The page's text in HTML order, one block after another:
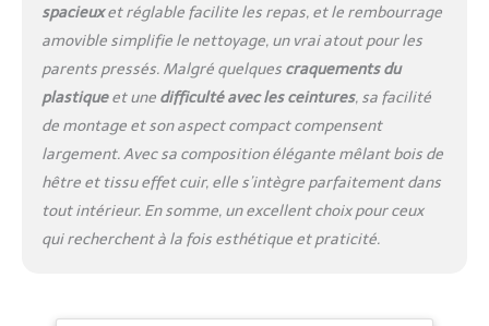
spacieuxet réglable facilite les repas, et le rembourrage
amovible simplifie le nettoyage, un vrai atout pour les
parents pressés. Malgré quelques craquements du
plastiqueet une difficulté avec les ceintures, sa facilité
de montage et son aspect compact compensent
largement. Avec sa composition élégante mêlant bois de
hêtre et tissu effet cuir, elle s’intègre parfaitement dans
tout intérieur. En somme, un excellent choix pour ceux
qui recherchent à la fois esthétique et praticité.